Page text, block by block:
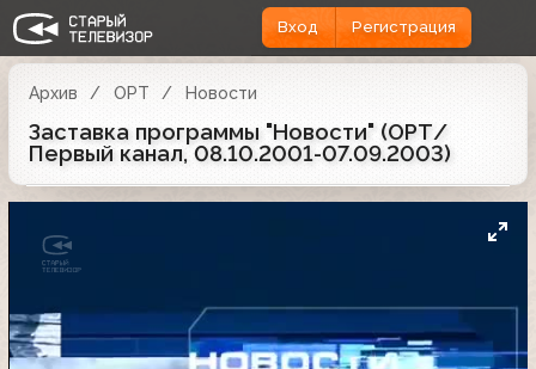
Вход Регистрация
Архив ОРТ Новости
Заставка программы "Новости" (ОРТ/
Первый канал, 08.10.2001-07.09.2003)